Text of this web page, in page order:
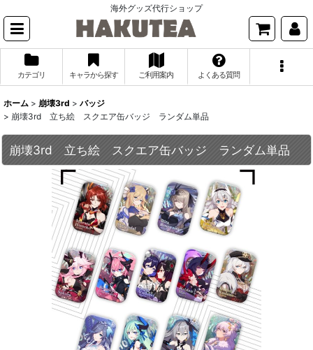
海外グッズ代行ショップ
カテゴリ キャラから探す ご利用案内 よくある質問
ホーム > 崩壊3rd > バッジ
> 崩壊3rd 立ち絵 スクエア缶バッジ ランダム単品
崩壊3rd 立ち絵 スクエア缶バッジ ランダム単品